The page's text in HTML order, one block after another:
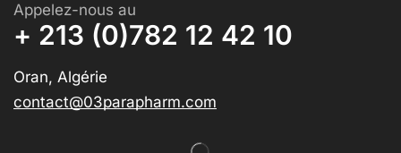
Appelez-nous au
+ 213 (0)782 12 42 10
Oran, Algérie
contact@03parapharm.com